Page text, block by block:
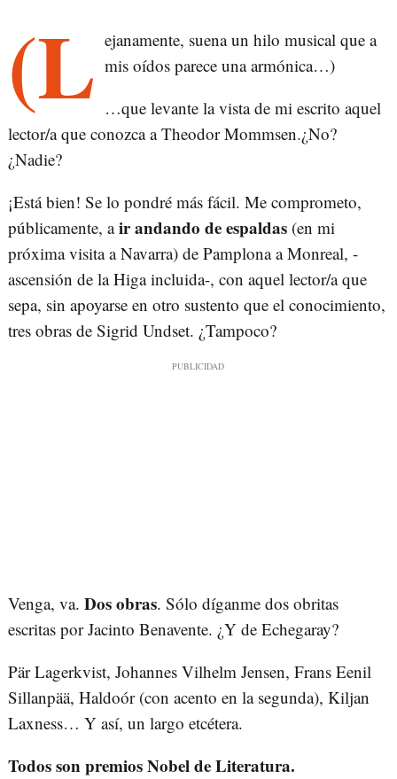
(L ejanamente, suena un hilo musical que a
mis oídos parece una armónica…)
…que levante la vista de mi escrito aquel
lector/a que conozca a Theodor Mommsen.¿No?
¿Nadie?
¡Está bien! Se lo pondré más fácil. Me comprometo,
públicamente, air andando de espaldas (en mi
próxima visita a Navarra) de Pamplona a Monreal, -
ascensión de la Higa incluida-, con aquel lector/a que
sepa, sin apoyarse en otro sustento que el conocimiento,
tres obras de Sigrid Undset. ¿Tampoco?
Venga, va. Dos obras. Sólo díganme dos obritas
escritas por Jacinto Benavente. ¿Y de Echegaray?
Pär Lagerkvist, Johannes Vilhelm Jensen, Frans Eenil
Sillanpää, Haldoór (con acento en la segunda), Kiljan
Laxness… Y así, un largo etcétera.
Todos son premios Nobel de Literatura.